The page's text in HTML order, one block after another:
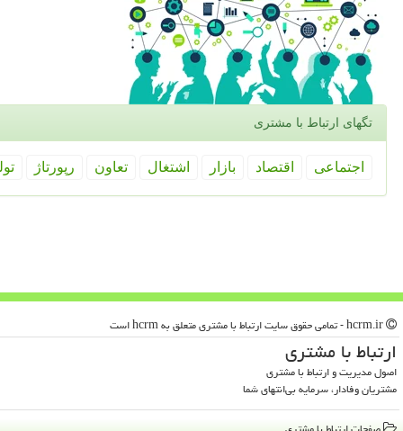
تگهای ارتباط با مشتری
اجتماعی اقتصاد بازار اشتغال تعاون رپورتاژ
ارتباط با مشتری
اصول مدیریت و ارتباط با مشتری
مشتریان وفادار، سرمایه بی‌انتهای شما